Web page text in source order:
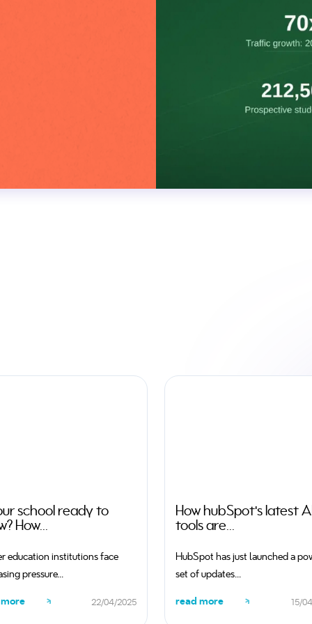
school ready to
How...
education institutions face
pressure...
22/04/2025
How hubSpot’s latest
tools are...
HubSpot has just launched a
set of updates...
read more 15/